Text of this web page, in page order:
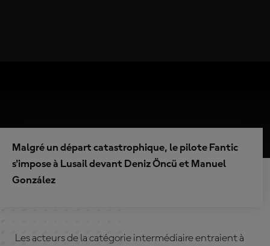
Malgré un départ catastrophique, le pilote Fantic
s'impose à Lusail devant Deniz Öncü et Manuel
González
Les acteurs de la catégorie intermédiaire entraient à